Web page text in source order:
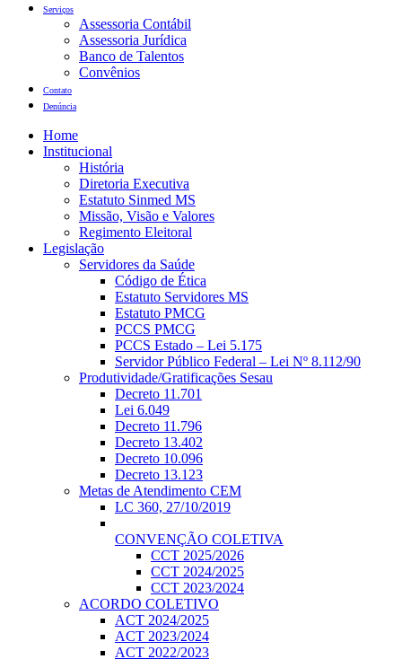
Serviços
Assessoria Contábil
Assessoria Jurídica
Banco de Talentos
Convênios
Contato
Denúncia
Home
Institucional
História
Diretoria Executiva
Estatuto Sinmed MS
Missão, Visão e Valores
Regimento Eleitoral
Legislação
Servidores da Saúde
Código de Ética
Estatuto Servidores MS
Estatuto PMCG
PCCS PMCG
PCCS Estado – Lei 5.175
Servidor Público Federal – Lei Nº 8.112/90
Produtividade/Gratificações Sesau
Decreto 11.701
Lei 6.049
Decreto 11.796
Decreto 13.402
Decreto 10.096
Decreto 13.123
Metas de Atendimento CEM
LC 360, 27/10/2019
CONVENÇÃO COLETIVA
CCT 2025/2026
CCT 2024/2025
CCT 2023/2024
ACORDO COLETIVO
ACT 2024/2025
ACT 2023/2024
ACT 2022/2023